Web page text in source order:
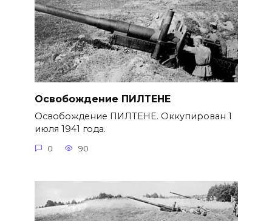
Освобождение ПИЛТЕНЕ
Освобождение ПИЛТЕНЕ. Оккупирован 1
июля 1941 года.
0 90